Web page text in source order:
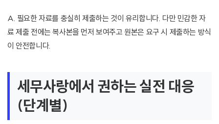
A. 필요한 자료를 충실히 제출하는 것이 유리합니다. 다만 민감한 자
료 제출 전에는 복사본을 먼저 보여주고 원본은 요구 시 제출하는 방식
이 안전합니다.
세무사랑에서 권하는 실전 대응
(단계별)